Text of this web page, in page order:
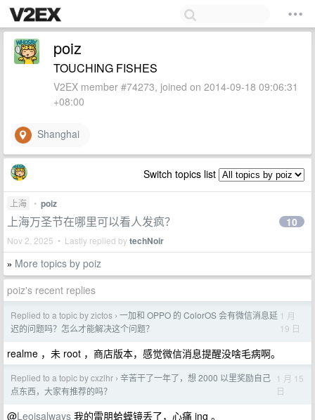
poiz
TOUCHING FISHES
V2EX member #74273, joined on 2014-09-18 09:06:31
+08:00
Shanghai
Switch topics list
上海 • poiz
上海万圣节在哪里可以看人发疯？
Nov 2, 2025 • Lastly replied bytechNoir
10
» More topics by poiz
poiz's recent replies
Replied to a topic by zictos › 一加和 OPPO 的 ColorOS 会有微信消息延
迟的问题吗？怎么才能解决这个问题？
1 月
19 日
realme ，未 root ，商店版本，感觉微信消息提醒没啥毛病啊。
Replied to a topic by cxzlhr › 辛苦干了一年了，想 2000 以里奖励自己
点东西，大家有推荐的吗？
1 月 15
日
@Leoisalways 我的雷朋蛤蟆镜丢了，心痛 ing 。